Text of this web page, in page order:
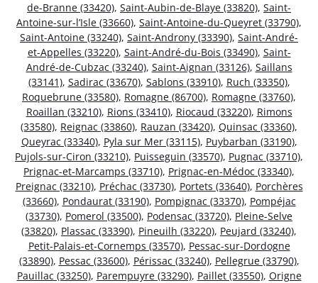
de-Branne (33420), Saint-Aubin-de-Blaye (33820), Saint-
Antoine-sur-l’Isle (33660), Saint-Antoine-du-Queyret (33790),
Saint-Antoine (33240), Saint-Androny (33390), Saint-André-
et-Appelles (33220), Saint-André-du-Bois (33490), Saint-
André-de-Cubzac (33240), Saint-Aignan (33126), Saillans
(33141), Sadirac (33670), Sablons (33910), Ruch (33350),
Roquebrune (33580), Romagne (86700), Romagne (33760),
Roaillan (33210), Rions (33410), Riocaud (33220), Rimons
(33580), Reignac (33860), Rauzan (33420), Quinsac (33360),
Queyrac (33340), Pyla sur Mer (33115), Puybarban (33190),
Pujols-sur-Ciron (33210), Puisseguin (33570), Pugnac (33710),
Prignac-et-Marcamps (33710), Prignac-en-Médoc (33340),
Preignac (33210), Préchac (33730), Portets (33640), Porchères
(33660), Pondaurat (33190), Pompignac (33370), Pompéjac
(33730), Pomerol (33500), Podensac (33720), Pleine-Selve
(33820), Plassac (33390), Pineuilh (33220), Peujard (33240),
Petit-Palais-et-Cornemps (33570), Pessac-sur-Dordogne
(33890), Pessac (33600), Périssac (33240), Pellegrue (33790),
Pauillac (33250), Parempuyre (33290), Paillet (33550), Origne